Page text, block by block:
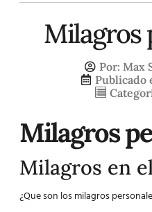
Milagros
Por: Max
Publicado
Milagros
Milagros en
¿Que son los milagros